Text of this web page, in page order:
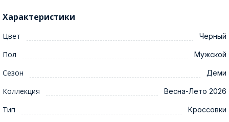
Характеристики
Цвет Черный
Пол Мужской
Сезон Деми
Коллекция Весна-Лето 2026
Тип Кроссовки